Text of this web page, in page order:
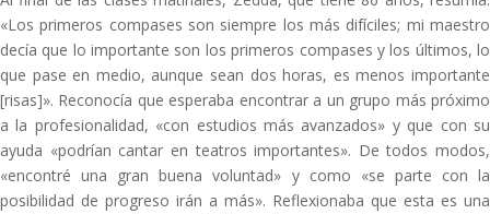
«Los primeros compases son siempre los más difíciles; mi maestro
decía que lo importante son los primeros compases y los últimos, lo
que pase en medio, aunque sean dos horas, es menos importante
[risas]». Reconocía que esperaba encontrar a un grupo más próximo
a la profesionalidad, «con estudios más avanzados» y que con su
ayuda «podrían cantar en teatros importantes». De todos modos,
«encontré una gran buena voluntad» y como «se parte con la
posibilidad de progreso irán a más». Reflexionaba que esta es una